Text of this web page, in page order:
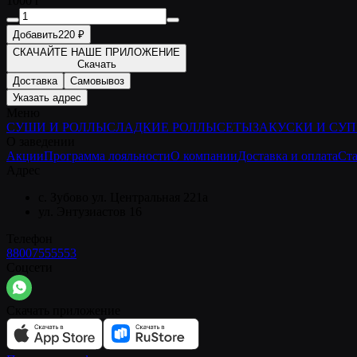
Добавить220 ₽
СКАЧАЙТЕ НАШЕ ПРИЛОЖЕНИЕ
Скачать
Доставка
Самовывоз
Указать адрес
СУШИ И РОЛЛЫСЛАДКИЕ РОЛЛЫСЕТЫЗАКУСКИ И
АкцииПрограмма лояльностиО компанииДоставка и оплата
88007555553